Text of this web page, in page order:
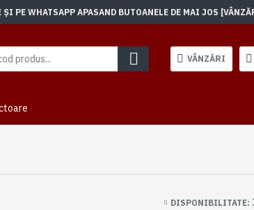
PE WHATSAPP APASAND BUTOANELE DE MAI JOS
VÂNZĂRI
DISPONIBILITATE: